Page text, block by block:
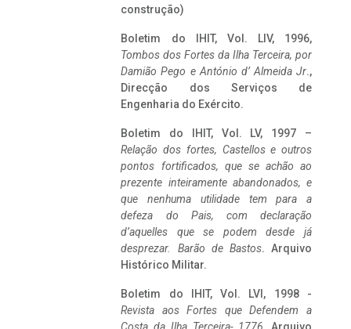
construção)
Boletim do IHIT, Vol. LIV, 1996,
Tombos dos Fortes da Ilha Terceira, por
Damião Pego e António d’ Almeida Jr.,
Direcção dos Serviços de
Engenharia do Exército.
Boletim do IHIT, Vol. LV, 1997 –
Relação dos fortes, Castellos e outros
pontos fortificados, que se achão ao
prezente inteiramente abandonados, e
que nenhuma utilidade tem para a
defeza do Pais, com declaração
d’aquelles que se podem desde já
desprezar. Barão de Bastos. Arquivo
Histórico Militar.
Boletim do IHIT, Vol. LVI, 1998 -
Revista aos Fortes que Defendem a